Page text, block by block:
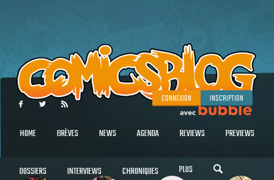
CONNEXION INSCRIPTION
HOME BRÈVES NEWS AGENDA REVIEWS PREVIEWS
DOSSIERS INTERVIEWS CHRONIQUES PLUS